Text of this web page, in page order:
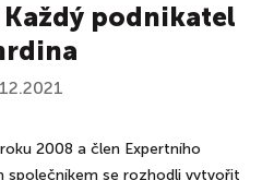
podnikatel
2008 a člen Expertního
společníkem se rozhodli vytvořit